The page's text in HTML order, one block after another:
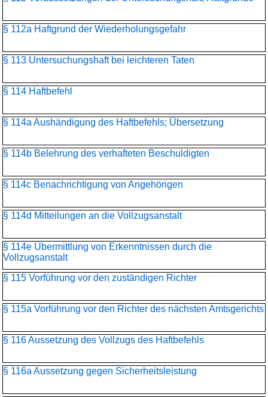
§ 112a Haftgrund der Wiederholungsgefahr
§ 113 Untersuchungshaft bei leichteren Taten
§ 114 Haftbefehl
§ 114a Aushändigung des Haftbefehls; Übersetzung
§ 114b Belehrung des verhafteten Beschuldigten
§ 114c Benachrichtigung von Angehörigen
§ 114d Mitteilungen an die Vollzugsanstalt
§ 114e Übermittlung von Erkenntnissen durch die
Vollzugsanstalt
§ 115 Vorführung vor den zuständigen Richter
§ 115a Vorführung vor den Richter des nächsten Amtsgerichts
§ 116 Aussetzung des Vollzugs des Haftbefehls
§ 116a Aussetzung gegen Sicherheitsleistung